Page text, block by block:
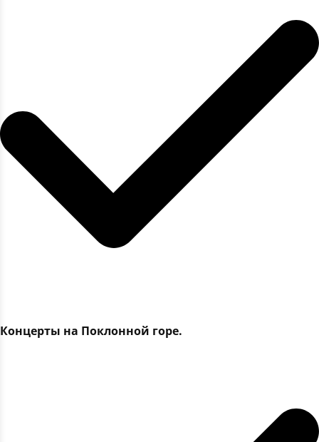
Концерты на Поклонной горе.